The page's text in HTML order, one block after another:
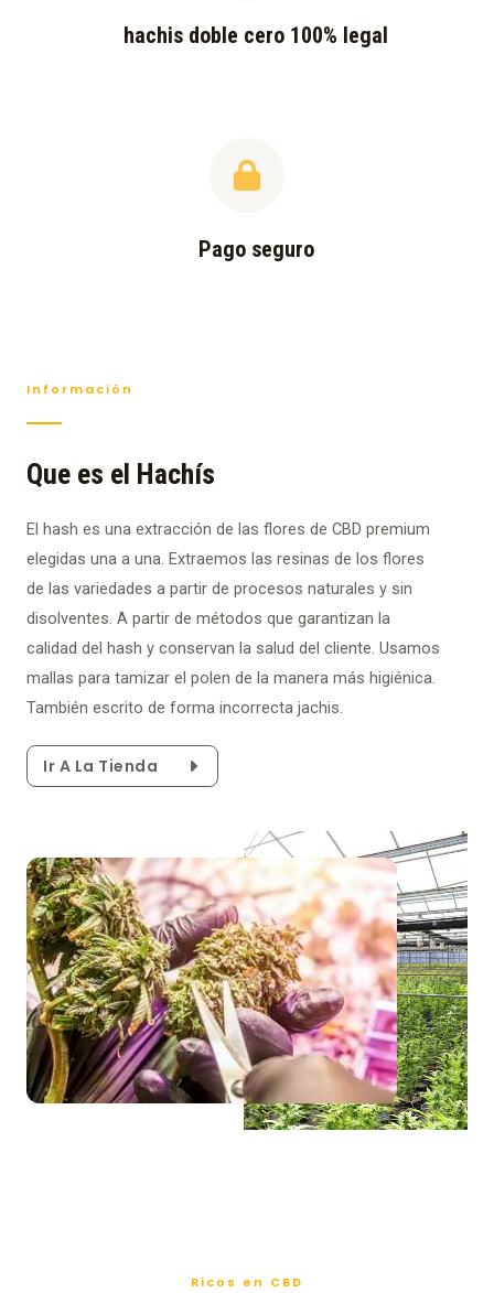
hachis doble cero 100% legal
Pago seguro
Información
Que es el Hachís
El hash es una extracción de las flores de CBD premium
elegidas una a una. Extraemos las resinas de los flores
de las variedades a partir de procesos naturales y sin
disolventes. A partir de métodos que garantizan la
calidad del hash y conservan la salud del cliente. Usamos
mallas para tamizar el polen de la manera más higiénica.
También escrito de forma incorrecta jachis.
Ir A La Tienda
Ricos en CBD